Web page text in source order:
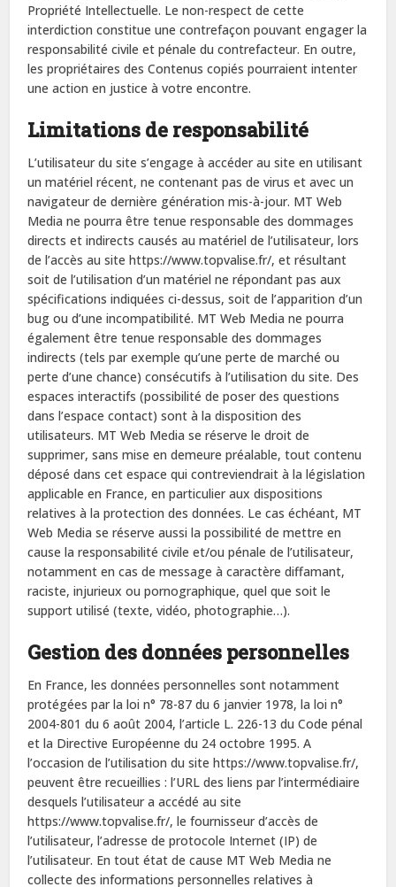
Propriété Intellectuelle. Le non-respect de cette
interdiction constitue une contrefaçon pouvant engager la
responsabilité civile et pénale du contrefacteur. En outre,
les propriétaires des Contenus copiés pourraient intenter
une action en justice à votre encontre.
Limitations de responsabilité
L’utilisateur du site s’engage à accéder au site en utilisant
un matériel récent, ne contenant pas de virus et avec un
navigateur de dernière génération mis-à-jour. MT Web
Media ne pourra être tenue responsable des dommages
directs et indirects causés au matériel de l’utilisateur, lors
de l’accès au site https://www.topvalise.fr/, et résultant
soit de l’utilisation d’un matériel ne répondant pas aux
spécifications indiquées ci-dessus, soit de l’apparition d’un
bug ou d’une incompatibilité. MT Web Media ne pourra
également être tenue responsable des dommages
indirects (tels par exemple qu’une perte de marché ou
perte d’une chance) consécutifs à l’utilisation du site. Des
espaces interactifs (possibilité de poser des questions
dans l’espace contact) sont à la disposition des
utilisateurs. MT Web Media se réserve le droit de
supprimer, sans mise en demeure préalable, tout contenu
déposé dans cet espace qui contreviendrait à la législation
applicable en France, en particulier aux dispositions
relatives à la protection des données. Le cas échéant, MT
Web Media se réserve aussi la possibilité de mettre en
cause la responsabilité civile et/ou pénale de l’utilisateur,
notamment en cas de message à caractère diffamant,
raciste, injurieux ou pornographique, quel que soit le
support utilisé (texte, vidéo, photographie…).
Gestion des données personnelles
En France, les données personnelles sont notamment
protégées par la loi n° 78-87 du 6 janvier 1978, la loi n°
2004-801 du 6 août 2004, l’article L. 226-13 du Code pénal
et la Directive Européenne du 24 octobre 1995. A
l’occasion de l’utilisation du site https://www.topvalise.fr/,
peuvent être recueillies : l’URL des liens par l’intermédiaire
desquels l’utilisateur a accédé au site
https://www.topvalise.fr/, le fournisseur d’accès de
l’utilisateur, l’adresse de protocole Internet (IP) de
l’utilisateur. En tout état de cause MT Web Media ne
collecte des informations personnelles relatives à